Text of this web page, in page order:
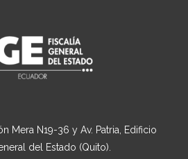
Mera N19-36 y Av. Patria, Edificio
del Estado (Quito).